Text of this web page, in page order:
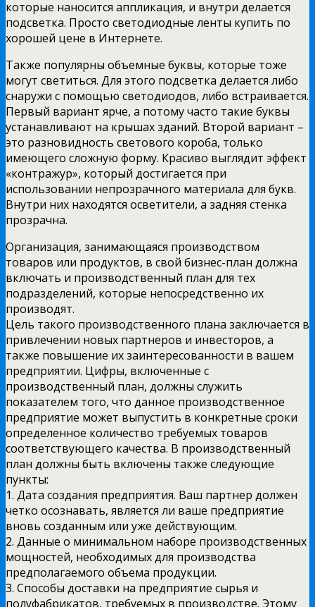
которые наносится аппликация, и внутри делается
подсветка. Просто светодиодные ленты купить по
хорошей цене в Интернете.
Также популярны объемные буквы, которые тоже
могут светиться. Для этого подсветка делается либо
снаружи с помощью светодиодов, либо встраивается.
Первый вариант ярче, а потому часто такие буквы
устанавливают на крышах зданий. Второй вариант –
это разновидность светового короба, только
имеющего сложную форму. Красиво выглядит эффект
«контражур», который достигается при
использовании непрозрачного материала для букв.
Внутри них находятся осветители, а задняя стенка
прозрачна.
Организация, занимающаяся производством
товаров или продуктов, в свой бизнес-план должна
включать и производственный план для тех
подразделений, которые непосредственно их
производят.
Цель такого производственного плана заключается в
привлечении новых партнеров и инвесторов, а
также повышение их заинтересованности в вашем
предприятии. Цифры, включенные с
производственный план, должны служить
показателем того, что данное производственное
предприятие может выпустить в конкретные сроки
определенное количество требуемых товаров
соответствующего качества. В производственный
план должны быть включены также следующие
пункты:
1. Дата создания предприятия. Ваш партнер должен
четко осознавать, является ли ваше предприятие
вновь созданным или уже действующим.
2. Данные о минимальном наборе производственных
мощностей, необходимых для производства
предполагаемого объема продукции.
3. Способы доставки на предприятие сырья и
полуфабрикатов, требуемых в производстве. Этому